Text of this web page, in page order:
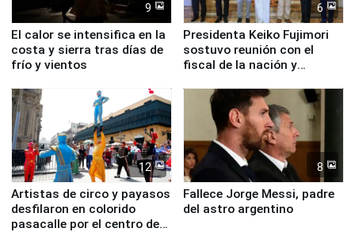
9
El calor se intensifica en la
costa y sierra tras días de
frío y vientos
6
Presidenta Keiko Fujimori
sostuvo reunión con el
fiscal de la nación y
12
Artistas de circo y payasos
desfilaron en colorido
pasacalle por el centro de
8
Fallece Jorge Messi, padre
del astro argentino